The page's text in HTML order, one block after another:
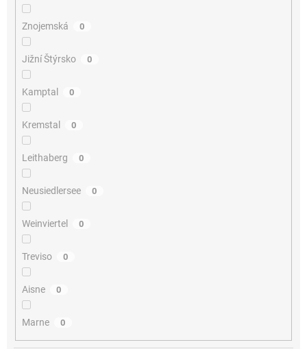
Znojemská 0
Jižní Štýrsko 0
Kamptal 0
Kremstal 0
Leithaberg 0
Neusiedlersee 0
Weinviertel 0
Treviso 0
Aisne 0
Marne 0